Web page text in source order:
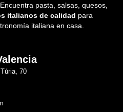
pasta, salsas, quesos,
italianos de calidad para
italiana en casa.
70